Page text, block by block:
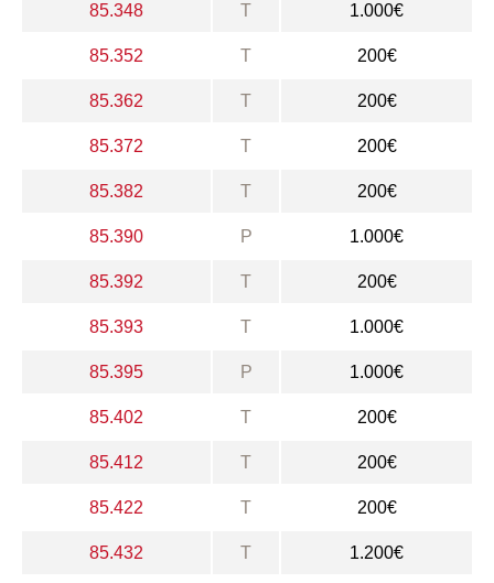
85.348 T 1.000€
85.352 T 200€
85.362 T 200€
85.372 T 200€
85.382 T 200€
85.390 P 1.000€
85.392 T 200€
85.393 T 1.000€
85.395 P 1.000€
85.402 T 200€
85.412 T 200€
85.422 T 200€
85.432 T 1.200€